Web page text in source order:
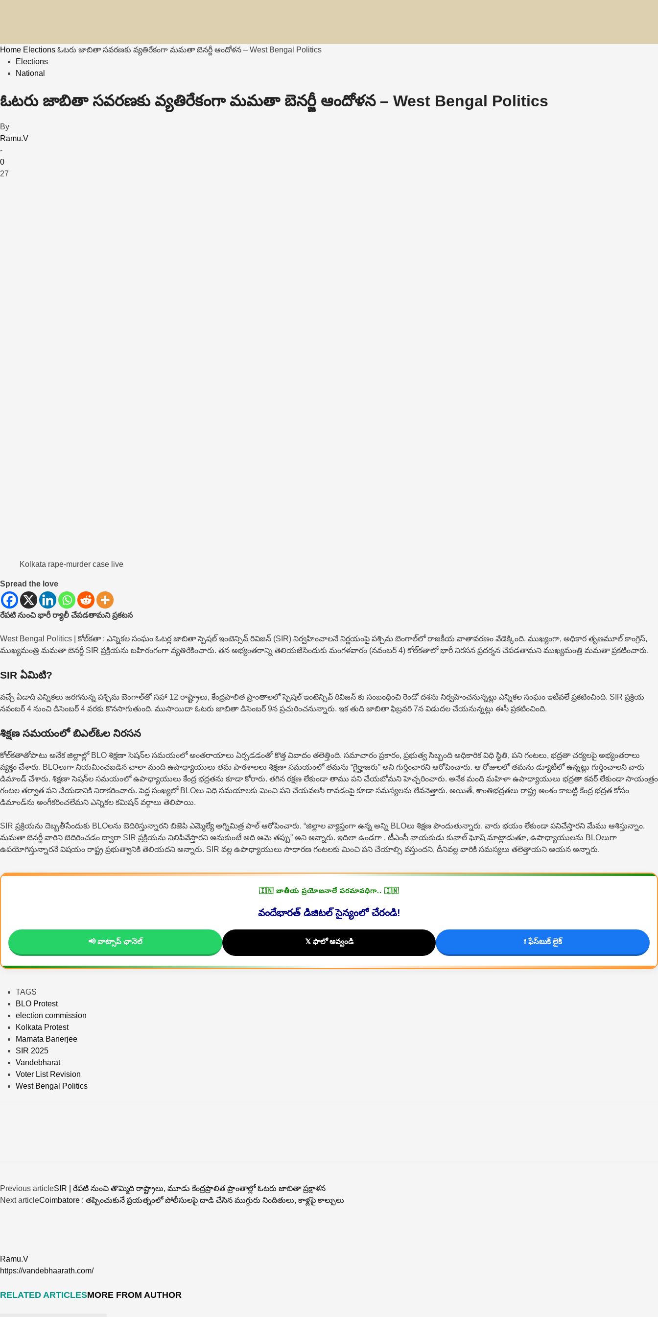
Home Elections ఓట‌రు జాబితా స‌వ‌ర‌ణ‌కు వ్య‌తిరేకంగా మమతా బెనర్జీ ఆందోళ‌న‌ – West Bengal Politics
Elections
National
ఓట‌రు జాబితా స‌వ‌ర‌ణ‌కు వ్య‌తిరేకంగా మమతా బెనర్జీ ఆందోళ‌న‌ – West Bengal Politics
By
Ramu.V
-
0
27
Kolkata rape-murder case live
Spread the love
రేప‌టి నుంచి భారీ ర్యాలీ చేప‌డతామ‌ని ప్ర‌క‌ట‌న‌
West Bengal Politics | కోల్‌కతా : ఎన్నికల సంఘం ఓటర్ల జాబితా స్పెషల్ ఇంటెన్సివ్ రివిజన్ (SIR) నిర్వహించాలనే నిర్ణయంపై పశ్చిమ బెంగాల్‌లో రాజకీయ వాతావరణం వేడెక్కింది. ముఖ్యంగా, అధికార తృణమూల్ కాంగ్రెస్,
ముఖ్యమంత్రి మమతా బెనర్జీ SIR ప్రక్రియను బహిరంగంగా వ్యతిరేకించారు. తన అభ్యంతరాన్ని తెలియజేసేందుకు మంగళవారం (నవంబర్ 4) కోల్‌కతాలో భారీ నిరసన ప్రదర్శన చేప‌డ‌తామ‌ని ముఖ్యమంత్రి మమతా ప్రకటించారు.
SIR ఏమిటి?
వచ్చే ఏడాది ఎన్నికలు జరగనున్న పశ్చిమ బెంగాల్‌తో సహా 12 రాష్ట్రాలు, కేంద్రపాలిత ప్రాంతాలలో స్పెషల్ ఇంటెన్సివ్ రివిజన్ కు సంబంధించి రెండో దశను నిర్వహించనున్నట్లు ఎన్నికల సంఘం ఇటీవలే ప్రకటించింది. SIR ప్ర‌క్రియ‌
నవంబర్ 4 నుంచి డిసెంబర్ 4 వరకు కొనసాగుతుంది. ముసాయిదా ఓటరు జాబితా డిసెంబర్ 9న ప్రచురించనున్నారు. ఇక తుది జాబితా ఫిబ్రవరి 7న విడుదల చేయనున్న‌ట్లు ఈసీ ప్ర‌క‌టించింది.
శిక్షణ సమయంలో బిఎల్ఓల నిరసన
కోల్‌కతాతోపాటు అనేక జిల్లాల్లో BLO శిక్షణా సెషన్‌ల సమయంలో అంతరాయాలు ఏర్ప‌డ‌డంతో కొత్త వివాదం తలెత్తింది. సమాచారం ప్రకారం, ప్రభుత్వ సిబ్బంది అధికారిక విధి స్థితి, పని గంటలు, భద్రతా చ‌ర్య‌ల‌పై అభ్యంతరాలు
వ్యక్తం చేశారు. BLOలుగా నియమించబడిన చాలా మంది ఉపాధ్యాయులు తమ పాఠశాలలు శిక్షణా సమయంలో తమను “గైర్హాజరు” అని గుర్తించారని ఆరోపించారు. ఆ రోజులలో తమను డ్యూటీలో ఉన్న‌ట్లు గుర్తించాలని వారు
డిమాండ్ చేశారు. శిక్షణా సెషన్‌ల సమయంలో ఉపాధ్యాయులు కేంద్ర భద్రతను కూడా కోరారు. తగిన రక్షణ లేకుండా తాము పని చేయబోమని హెచ్చరించారు. అనేక మంది మహిళా ఉపాధ్యాయులు భద్రతా కవర్ లేకుండా సాయంత్రం
గంటల తర్వాత పని చేయడానికి నిరాకరించారు. పెద్ద సంఖ్యలో BLOలు విధి సమయాలకు మించి పని చేయవలసి రావడంపై కూడా సమస్యలను లేవనెత్తారు. అయితే, శాంతిభద్రతలు రాష్ట్ర అంశం కాబట్టి కేంద్ర భద్రత కోసం
డిమాండ్‌ను అంగీకరించలేమని ఎన్నికల కమిషన్ వర్గాలు తెలిపాయి.
SIR ప్ర‌క్రియ‌ను దెబ్బతీసేందుకు BLOలను బెదిరిస్తున్నారని బిజెపి ఎమ్మెల్యే అగ్నిమిత్ర పాల్ ఆరోపించారు. “జిల్లాల వ్యాప్తంగా ఉన్న అన్ని BLOలు శిక్షణ పొందుతున్నారు. వారు భయం లేకుండా పనిచేస్తారని మేము ఆశిస్తున్నాం.
మమతా బెనర్జీ వారిని బెదిరించడం ద్వారా SIR ప్రక్రియను నిలిపివేస్తారని అనుకుంటే అది ఆమె తప్పు” అని అన్నారు. ఇదిలా ఉండ‌గా , టీఎంసీ నాయకుడు కునాల్ ఘోష్ మాట్లాడుతూ, ఉపాధ్యాయులను BLOలుగా
ఉపయోగిస్తున్నారనే విషయం రాష్ట్ర ప్రభుత్వానికి తెలియదని అన్నారు. SIR వల్ల ఉపాధ్యాయులు సాధారణ గంటలకు మించి పని చేయాల్సి వస్తుందని, దీనివల్ల వారికి సమస్యలు తలెత్తాయని ఆయన అన్నారు.
🇮🇳 జాతీయ ప్రయోజనాలే పరమావధిగా.. 🇮🇳
వందేభారత్ డిజిటల్ సైన్యంలో చేరండి!
📢 వాట్సాప్ ఛానెల్ 𝕏 ఫాలో అవ్వండి f ఫేస్‌బుక్ లైక్
TAGS
BLO Protest
election commission
Kolkata Protest
Mamata Banerjee
SIR 2025
Vandebharat
Voter List Revision
West Bengal Politics
Previous articleSIR | రేప‌టి నుంచి తొమ్మిది రాష్ట్రాలు, మూడు కేంద్ర‌ప్రాలిత ప్రాంతాల్లో ఓట‌రు జాబితా ప్ర‌క్షాళ‌న‌
Next articleCoimbatore : తప్పించుకునే ప్రయత్నంలో పోలీసులపై దాడి చేసిన ముగ్గురు నిందితులు, కాళ్లపై కాల్పులు
Ramu.V
https://vandebhaarath.com/
RELATED ARTICLESMORE FROM AUTHOR